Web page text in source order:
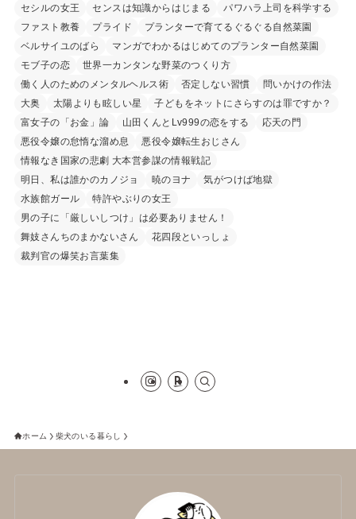
セシルの女王 センスは知識からはじまる
パワハラ上司を科学する
ファスト教養
プライド
プランターで育てるぐるぐる自然菜園
ベルサイユのばら
マンガでわかるはじめてのプランター自然菜園
モブ子の恋
世界一カンタンな野菜のつくり方
働く人のためのメンタルヘルス術
否定しない習慣
問いかけの作法
大奥
太陽よりも眩しい星
子どもをネットにさらすのは罪ですか？
富女子の「お金」論
山田くんとLv999の恋をする
応天の門
悪役令嬢の怠惰な溜め息
悪役令嬢転生おじさん
情報なき国家の悲劇 大本営参謀の情報戦記
明日、私は誰かのカノジョ
暁のヨナ
気がつけば地獄
水族館ガール
特許やぶりの女王
男の子に「厳しいしつけ」は必要ありません！
舞妓さんちのまかないさん
花四段といっしょ
裁判官の爆笑お言葉集
ホーム 柴犬のいる暮らし